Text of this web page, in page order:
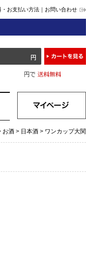
・お支払い方法 お問い合わせ
お酒 > 日本酒 > ワンカップ大関